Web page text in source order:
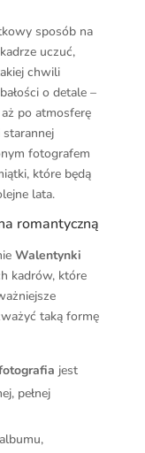
sposób na
uczuć,
chwili
o detale –
po atmosferę
starannej
fotografem
które będą
lata.
romantyczną
Walentynki
kadrów, które
taką formę
jest
pełnej